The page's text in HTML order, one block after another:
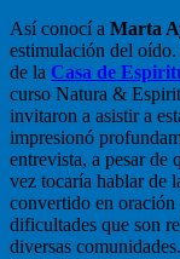
Así conocí a Marta
estimulación del oído.
de la Casa de
curso Natura &
invitaron a asistir a
impresionó
entrevista, a pesar de
vez tocaría hablar de
convertido en oración
dificultades que son
diversas comunidades.